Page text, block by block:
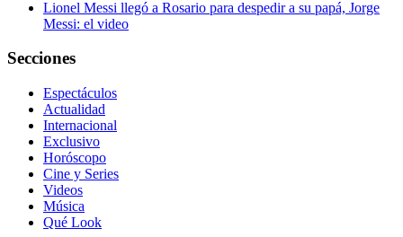
Lionel Messi llegó a Rosario para despedir a su papá, Jorge
Messi: el video
Secciones
Espectáculos
Actualidad
Internacional
Exclusivo
Horóscopo
Cine y Series
Videos
Música
Qué Look